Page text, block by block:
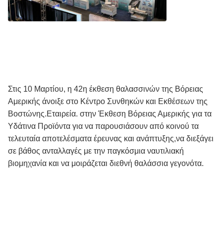
Στις 10 Μαρτίου, η 42η έκθεση θαλασσινών της Βόρειας
Αμερικής άνοιξε στο Κέντρο Συνθηκών και Εκθέσεων της
Βοστώνης.Εταιρεία. στην Έκθεση Βόρειας Αμερικής για τα
Υδάτινα Προϊόντα για να παρουσιάσουν από κοινού τα
τελευταία αποτελέσματα έρευνας και ανάπτυξης,να διεξάγει
σε βάθος ανταλλαγές με την παγκόσμια ναυτιλιακή
βιομηχανία και να μοιράζεται διεθνή θαλάσσια γεγονότα.